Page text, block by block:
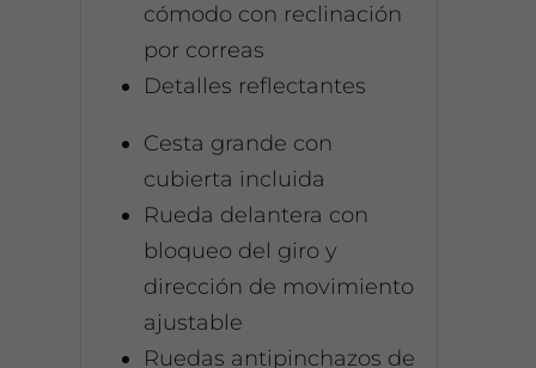
cómodo con reclinación
por correas
Detalles reflectantes
Cesta grande con
cubierta incluida
Rueda delantera con
bloqueo del giro y
dirección de movimiento
ajustable
Ruedas antipinchazos de